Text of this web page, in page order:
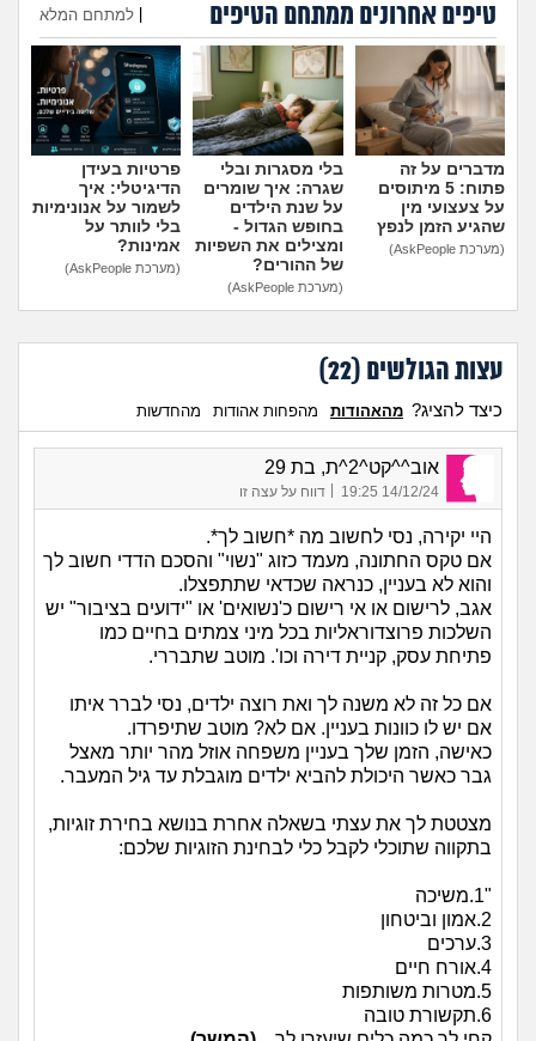
מה שעובר עליי
שומרים על הגוף
פיננסי וכלכלה
בין הסדינים
חיות מחמד
יוקר המחיה
טיפים אחרונים ממתחם הטיפים למתחם המלא
הוספת טיפ
מדברים על זה
פתוח: 5 מיתוסים
על צעצועי מין
שהגיע הזמן לנפץ
(מערכת AskPeople)
בלי מסגרות ובלי
שגרה: איך שומרים
על שנת הילדים
בחופש הגדול -
ומצילים את השפיות
של ההורים?
(מערכת AskPeople)
פרטיות בעידן
הדיגיטלי: איך
לשמור על אנונימיות
בלי לוותר על
אמינות?
(מערכת AskPeople)
עצות הגולשים (22
)
כיצד להציג? מהאהודות מהפחות אהודות מהחדשות
אוב^^קט^2^ת, בת 29
14/12/24 19:25 דווח על עצה זו
היי יקירה, נסי לחשוב מה *חשוב לך*.
אם טקס החתונה, מעמד כזוג "נשוי" והסכם הדדי חשוב לך
והוא לא בעניין, כנראה שכדאי שתתפצלו.
אגב, לרישום או אי רישום כ'נשואים' או "ידועים בציבור" יש
השלכות פרוצדוראליות בכל מיני צמתים בחיים כמו
פתיחת עסק, קניית דירה וכו'. מוטב שתבררי.
אם כל זה לא משנה לך ואת רוצה ילדים, נסי לברר איתו
אם יש לו כוונות בעניין. אם לא? מוטב שתיפרדו.
כאישה, הזמן שלך בעניין משפחה אוזל מהר יותר מאצל
גבר כאשר היכולת להביא ילדים מוגבלת עד גיל המעבר.
מצטטת לך את עצתי בשאלה אחרת בנושא בחירת זוגיות,
בתקווה שתוכלי לקבל כלי לבחינת הזוגיות שלכם:
"1.משיכה
2.אמון וביטחון
3.ערכים
4.אורח חיים
5.מטרות משותפות
6.תקשורת טובה